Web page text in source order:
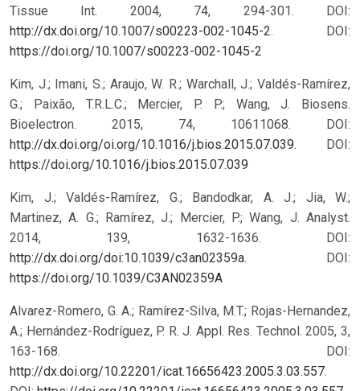
Tissue Int. 2004, 74, 294-301. DOI:
http://dx.doi.org/10.1007/s00223-002-1045-2.
DOI:
https://doi.org/10.1007/s00223-002-1045-2
Kim, J.; Imani, S.; Araujo, W. R.; Warchall, J.; Valdés-Ramírez,
G.; Paixão, T.R.L.C.; Mercier, P. P.; Wang, J. Biosens.
Bioelectron. 2015, 74, 10611068. DOI:
http://dx.doi.org/oi.org/10.1016/j.bios.2015.07.039.
DOI:
https://doi.org/10.1016/j.bios.2015.07.039
Kim, J.; Valdés-Ramírez, G.; Bandodkar, A. J.; Jia, W.;
Martinez, A. G.; Ramírez, J.; Mercier, P.; Wang, J. Analyst.
2014, 139, 1632-1636. DOI:
http://dx.doi.org/doi:10.1039/c3an02359a.
DOI:
https://doi.org/10.1039/C3AN02359A
Alvarez-Romero, G. A.; Ramírez-Silva, M.T.; Rojas-Hernandez,
A.; Hernández-Rodríguez, P. R. J. Appl. Res. Technol. 2005, 3,
163-168. DOI:
http://dx.doi.org/10.22201/icat.16656423.2005.3.03.557.